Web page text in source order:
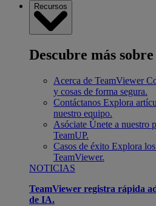
Recursos
Descubre más
Acerca de TeamViewer
y cosas de forma segura.
Contáctanos Explora
nuestro equipo.
Asóciate Únete a nuestro
TeamUP.
Casos de éxito Explora
TeamViewer.
NOTICIAS
TeamViewer registra rápida
de IA.